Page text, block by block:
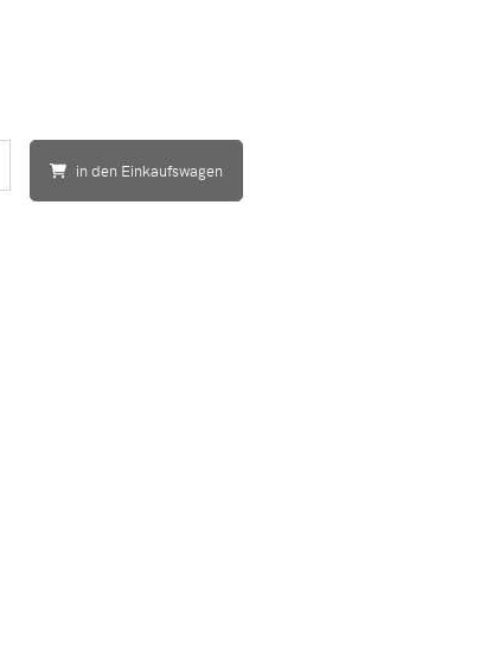
in den Einkaufswagen